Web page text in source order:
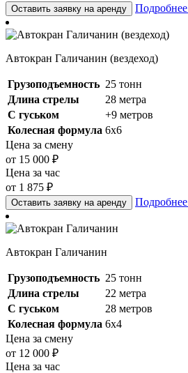
Оставить заявку на аренду Подробнее
Автокран Галичанин (вездеход)
Грузоподъемность 25 тонн
Длина стрелы
28 метра
С гуськом
+9 метров
Колесная формула 6х6
Цена за смену
от 15 000 ₽
Цена за час
от 1 875 ₽
Оставить заявку на аренду Подробнее
Автокран Галичанин
Грузоподъемность 25 тонн
Длина стрелы
22 метра
С гуськом
28 метров
Колесная формула 6х4
Цена за смену
от 12 000 ₽
Цена за час